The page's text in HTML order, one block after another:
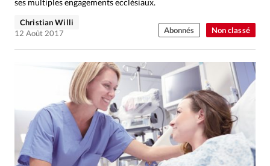
Actualité internationale
Chronique
Culture
Dossier
Génération réveil
Monde
Tour du monde des Eglises
Trait d'Ixène
Vie Intérieure
Non classé
ses multiples engagements ecclésiaux.
Christian Willi
12 Août 2017
Abonnés